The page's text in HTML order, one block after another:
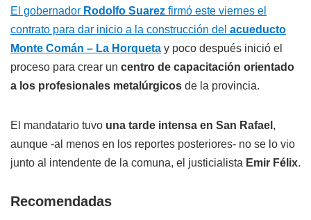
El gobernador Rodolfo Suarez firmó este viernes el
contrato para dar inicio a la construcción del acueducto
Monte Comán – La Horqueta y poco después inició el
proceso para crear un centro de capacitación orientado
a los profesionales metalúrgicos de la provincia.
El mandatario tuvo una tarde intensa en San Rafael ,
aunque -al menos en los reportes posteriores- no se lo vio
junto al intendente de la comuna, el justicialista Emir Félix.
Recomendadas